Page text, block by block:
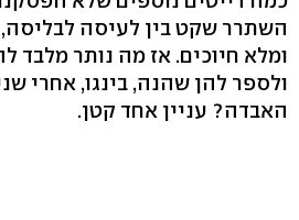
השתרר שקט בין לעיסה לבליסה,
ומלא חיוכים. אז מה נותר מלבד
ולספר להן שהנה, בינגו, אחרי
האבדה? עניין אחד קטן.